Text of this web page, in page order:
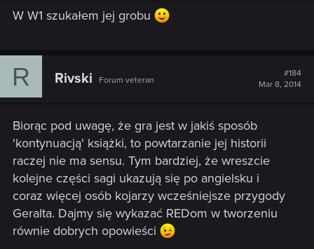
W W1 szukałem jej grobu
R Rivski Forum veteran
#184
Mar 8, 2014
Biorąc pod uwagę, że gra jest w jakiś sposób
'kontynuacją' książki, to powtarzanie jej historii
raczej nie ma sensu. Tym bardziej, że wreszcie
kolejne części sagi ukazują się po angielsku i
coraz więcej osób kojarzy wcześniejsze przygody
Geralta. Dajmy się wykazać REDom w tworzeniu
równie dobrych opowieści